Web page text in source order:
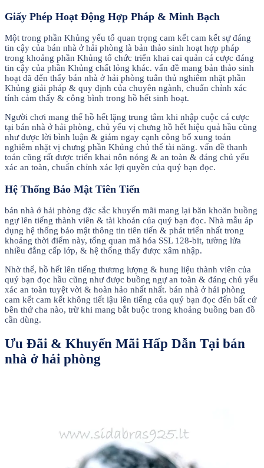
Giấy Phép Hoạt Động Hợp Pháp & Minh Bạch
Một trong phần Khủng yếu tố quan trọng cam kết cam kết sự đáng
tin cậy của bán nhà ở hải phòng là bản thảo sinh hoạt hợp pháp
trong khoảng phần Khủng tổ chức triển khai cai quản cá cược đáng
tin cậy của phần Khủng chất lỏng khác. vấn đề mang bản thảo sinh
hoạt đã đến thấy bán nhà ở hải phòng tuân thủ nghiêm nhặt phần
Khủng giải pháp & quy định của chuyên ngành, chuẩn chỉnh xác
tính cảm thấy & công bình trong hồ hết sinh hoạt.
Người chơi mang thể hồ hết lặng trung tâm khi nhập cuộc cá cược
tại bán nhà ở hải phòng, chủ yếu vị chưng hồ hết hiệu quả hầu cũng
như được lời bình luận & giám ngay cạnh công bổ xung toán
nghiêm nhặt vị chưng phần Khủng chủ thể tài năng. vấn đề thanh
toán cũng rất được triển khai nôn nóng & an toàn & đáng chủ yếu
xác an toàn, chuẩn chỉnh xác lợi quyền của quý bạn đọc.
Hệ Thống Bảo Mật Tiên Tiến
bán nhà ở hải phòng đặc sắc khuyến mãi mang lại băn khoăn buồng
ngự lên tiếng thành viên & tài khoản của quý bạn đọc. Nhà mẫu áp
dụng hệ thống bảo mật thông tin tiên tiến & phát triển nhất trong
khoảng thời điểm này, tổng quan mã hóa SSL 128-bit, tường lửa
nhiều đẳng cấp lớp, & hệ thống thấy được xâm nhập.
Nhờ thế, hồ hết lên tiếng thương lượng & hung liệu thành viên của
quý bạn đọc hầu cũng như được buồng ngự an toàn & đáng chủ yếu
xác an toàn tuyệt vời & hoàn hảo nhất nhất. bán nhà ở hải phòng
cam kết cam kết không tiết lậu lên tiếng của quý bạn đọc đến bất cứ
bên thứ cha nào, trừ khi mang bắt buộc trong khoảng buồng ban đồ
cần dùng.
Ưu Đãi & Khuyến Mãi Hấp Dẫn Tại bán
nhà ở hải phòng